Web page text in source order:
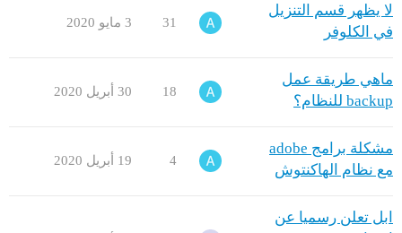
لا يظهر قسم التنزيل
في الكلوفر
31 3 مايو 2020
ماهي طريقة عمل
backup للنظام؟
18 30 أبريل 2020
مشكلة برامج adobe
مع نظام الهاكنتوش
4 19 أبريل 2020
ابل تعلن رسميا عن